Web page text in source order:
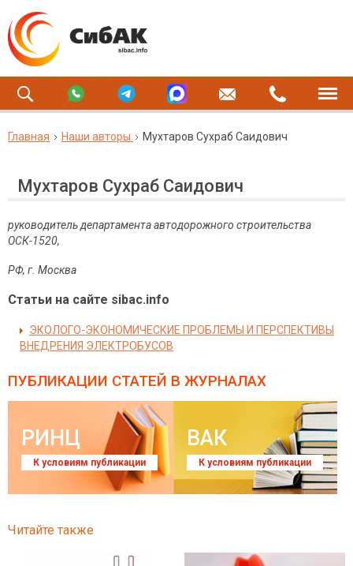
Главная Наши авторы Мухтаров Сухраб Саидович
Мухтаров Сухраб Саидович
руководитель департамента автодорожного строительства
ОСК-1520,
РФ, г. Москва
Статьи на сайте sibac.info
ЭКОЛОГО-ЭКОНОМИЧЕСКИЕ ПРОБЛЕМЫ И ПЕРСПЕКТИВЫ
ВНЕДРЕНИЯ ЭЛЕКТРОБУСОВ
ПУБЛИКАЦИИ СТАТЕЙ В ЖУРНАЛАХ
РИНЦ
К условиям публикации
ВАК
К условиям публикации
Читайте также